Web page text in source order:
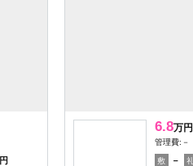
6.8万円
管理費:－
敷 －